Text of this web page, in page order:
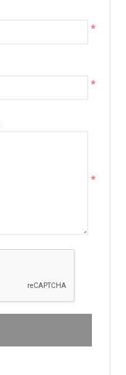
*
*
*